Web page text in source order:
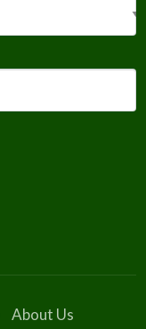
About Us